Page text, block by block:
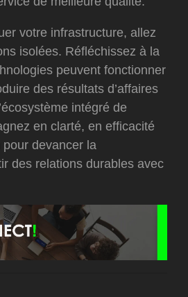
votre infrastructure, allez
isolées. Réfléchissez à la
peuvent fonctionner
des résultats d’affaires
intégré de
en clarté, en efficacité
devancer la
des relations durables avec